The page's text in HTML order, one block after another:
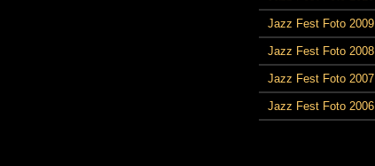
Jazz Fest Foto 2009
Jazz Fest Foto 2008
Jazz Fest Foto 2007
Jazz Fest Foto 2006